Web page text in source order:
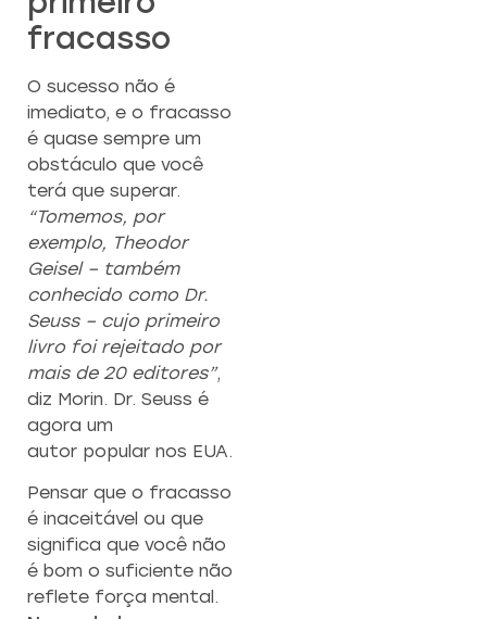
fracasso
O sucesso não é
imediato, e o fracasso
é quase sempre um
obstáculo que você
terá que superar.
“Tomemos, por
exemplo, Theodor
Geisel – também
conhecido como Dr.
Seuss – cujo primeiro
livro foi rejeitado por
mais de 20 editores”,
diz Morin. Dr. Seuss é
agora um
autor popular nos EUA.
Pensar que o fracasso
é inaceitável ou que
significa que você não
é bom o suficiente não
reflete força mental.